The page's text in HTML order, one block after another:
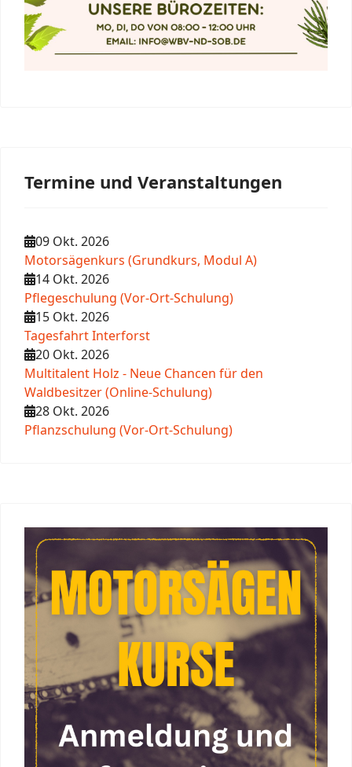
Termine und Veranstaltungen
09 Okt. 2026
Motorsägenkurs (Grundkurs, Modul A)
14 Okt. 2026
Pflegeschulung (Vor-Ort-Schulung)
15 Okt. 2026
Tagesfahrt Interforst
20 Okt. 2026
Multitalent Holz - Neue Chancen für den
Waldbesitzer (Online-Schulung)
28 Okt. 2026
Pflanzschulung (Vor-Ort-Schulung)